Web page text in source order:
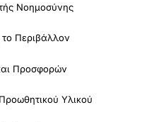
Νοημοσύνης
Περιβάλλον
Προσφορών
Υλικού